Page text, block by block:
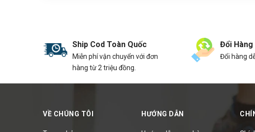
Ship Cod Toàn Quốc
Miễn phí vận chuyển với đơn
hàng từ 2 triệu đồng.
Đổi Hàng
Đổi hàng
VỀ CHÚNG TÔI HƯỚNG DẪN